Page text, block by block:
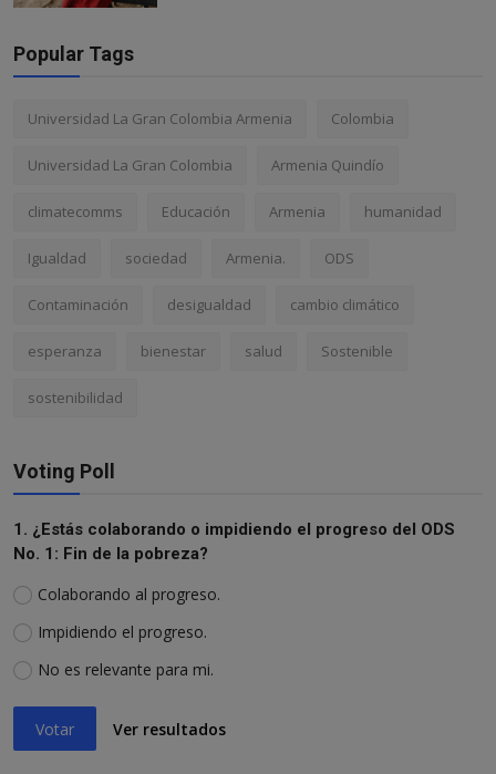
Popular Tags
Universidad La Gran Colombia Armenia Colombia
Universidad La Gran Colombia Armenia Quindío
climatecomms Educación Armenia humanidad
Igualdad sociedad Armenia. ODS
Contaminación desigualdad cambio climático
esperanza bienestar salud Sostenible
sostenibilidad
Voting Poll
1. ¿Estás colaborando o impidiendo el progreso del ODS
No. 1: Fin de la pobreza?
Colaborando al progreso.
Impidiendo el progreso.
No es relevante para mi.
Votar Ver resultados